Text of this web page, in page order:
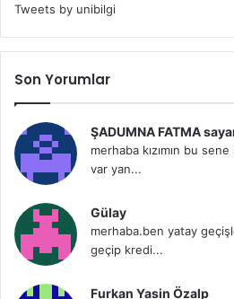
Tweets by unibilgi
Son Yorumlar
ŞADUMNA FATMA
merhaba kızımın bu
var yan...
Gülay
merhaba.ben yatay
geçip kredi...
Furkan Yasin Özalp